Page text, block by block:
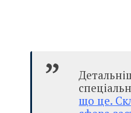
що це.